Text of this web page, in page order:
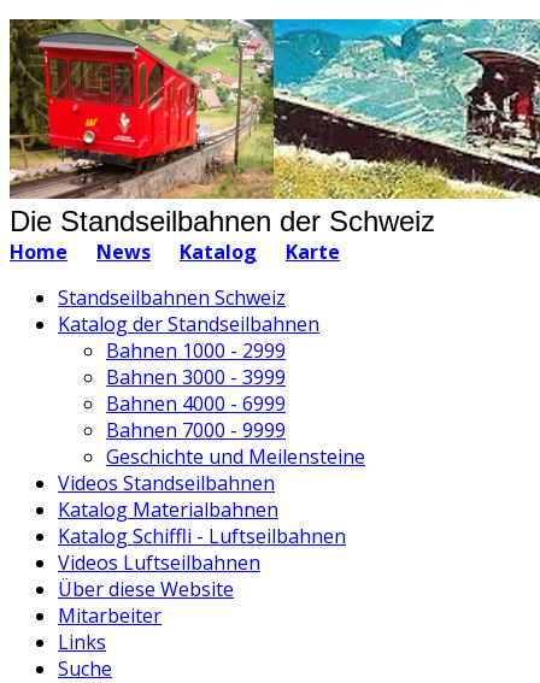
Die Standseilbahnen der Schweiz
Home News Katalog
Karte
Standseilbahnen Schweiz
Katalog der Standseilbahnen
Bahnen 1000 - 2999
Bahnen 3000 - 3999
Bahnen 4000 - 6999
Bahnen 7000 - 9999
Geschichte und Meilensteine
Videos Standseilbahnen
Katalog Materialbahnen
Katalog Schiffli - Luftseilbahnen
Videos Luftseilbahnen
Über diese Website
Mitarbeiter
Links
Suche